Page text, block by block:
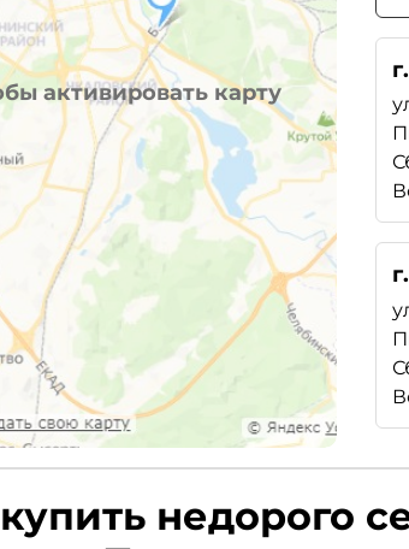
активировать карту
недорого